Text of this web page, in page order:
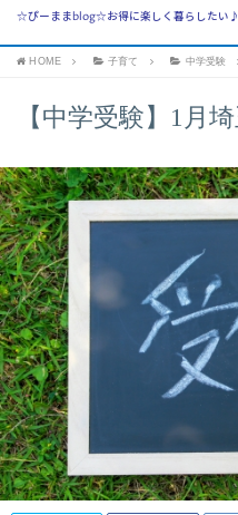
☆ぴーままblog☆お得に楽しく暮らしたい♪
HOME 子育て 中学受験
【中学受験】1月